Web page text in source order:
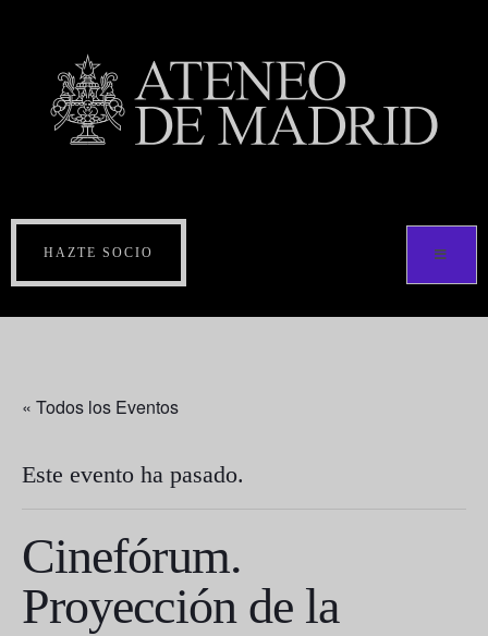
HAZTE SOCIO
« Todos los Eventos
Este evento ha pasado.
Cinefórum.
Proyección de la